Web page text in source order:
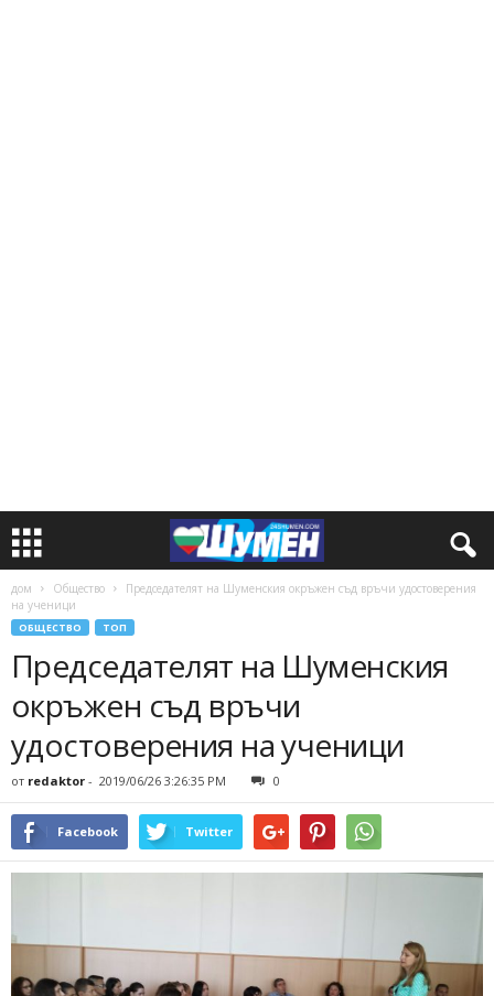
дом Общество
Председателят на Шуменския окръжен съд връчи удостоверения
на ученици
ОБЩЕСТВО ТОП
Председателят на Шуменския
окръжен съд връчи
удостоверения на ученици
от redaktor - 2019/06/26 3:26:35 PM 0
Facebook Twitter